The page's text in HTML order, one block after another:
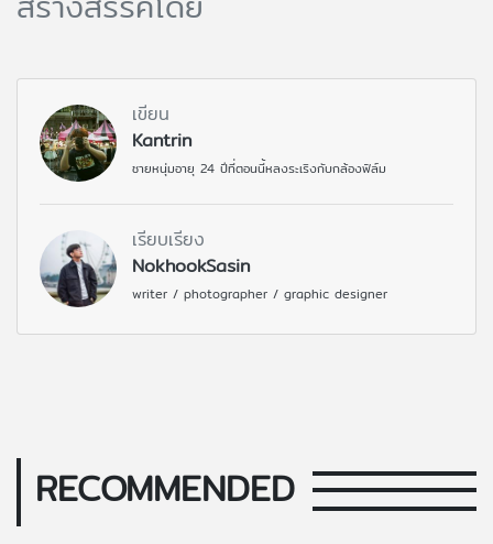
เขียน
Kantrin
ชายหนุ่มอายุ 24 ปีที่ตอนนี้หลงระเริงกับกล้องฟิล์ม
เรียบเรียง
NokhookSasin
writer / photographer / graphic designer
RECOMMENDED